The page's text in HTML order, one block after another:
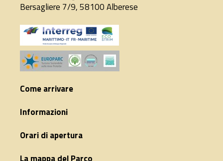
Bersagliere 7/9, 58100 Alberese
Come arrivare
Informazioni
Orari di apertura
La mappa del Parco